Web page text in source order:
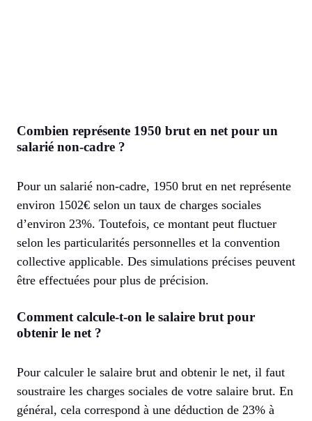
Combien représente 1950 brut en net pour un
salarié non-cadre ?
Pour un salarié non-cadre, 1950 brut en net représente
environ 1502€ selon un taux de charges sociales
d’environ 23%. Toutefois, ce montant peut fluctuer
selon les particularités personnelles et la convention
collective applicable. Des simulations précises peuvent
être effectuées pour plus de précision.
Comment calcule-t-on le salaire brut pour
obtenir le net ?
Pour calculer le salaire brut and obtenir le net, il faut
soustraire les charges sociales de votre salaire brut. En
général, cela correspond à une déduction de 23% à